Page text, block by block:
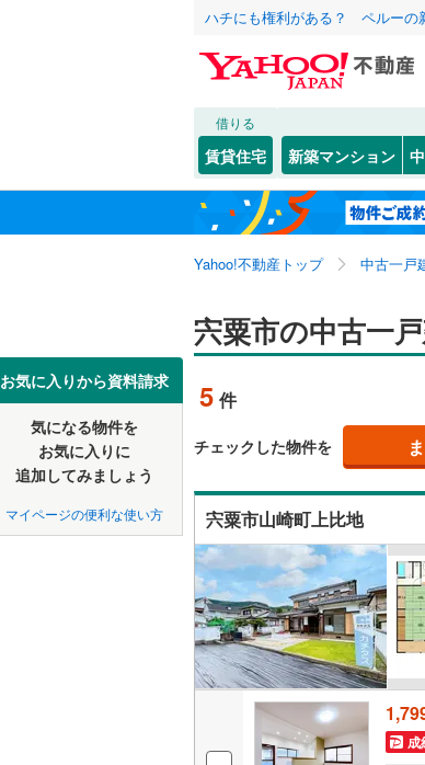
ハチにも権利がある？ ペルーの
借りる
賃貸住宅 新築マンション
Yahoo!不動産トップ 中古一戸
お気に入りから資料請求
気になる物件を
お気に入りに
追加してみましょう
マイページの便利な使い方
宍粟市の中古一
5 件
チェックした物件を
宍粟市山崎町上比地
成
北海道
東北
関東
信越・北陸
近畿
中国
九州・沖縄
該当物件0件
神戸市
兵庫県のそのほ
かの地域
該当物件0件
該当物件0件
JR
地下鉄
該当物件0件
該当物件0件
こだわり条件 リ
設備
該当物件0件